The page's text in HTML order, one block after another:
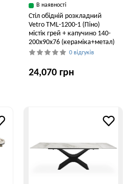
В наявності
Стіл обідній розкладний
Vetro TML-1200-1 (Піно)
містік грей + капучино 140-
200x90x76 (кераміка+метал)
0 відгуків
24,070 грн